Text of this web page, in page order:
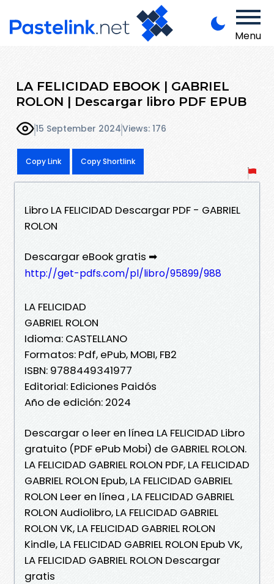
Menu
LA FELICIDAD EBOOK | GABRIEL
ROLON | Descargar libro PDF EPUB
15 September 2024Views: 176
Copy Link Copy Shortlink
Libro LA FELICIDAD Descargar PDF - GABRIEL
ROLON
Descargar eBook gratis ➡
http://get-pdfs.com/pl/libro/95899/988
LA FELICIDAD
GABRIEL ROLON
Idioma: CASTELLANO
Formatos: Pdf, ePub, MOBI, FB2
ISBN: 9788449341977
Editorial: Ediciones Paidós
Año de edición: 2024
Descargar o leer en línea LA FELICIDAD Libro
gratuito (PDF ePub Mobi) de GABRIEL ROLON.
LA FELICIDAD GABRIEL ROLON PDF, LA FELICIDAD
GABRIEL ROLON Epub, LA FELICIDAD GABRIEL
ROLON Leer en línea , LA FELICIDAD GABRIEL
ROLON Audiolibro, LA FELICIDAD GABRIEL
ROLON VK, LA FELICIDAD GABRIEL ROLON
Kindle, LA FELICIDAD GABRIEL ROLON Epub VK,
LA FELICIDAD GABRIEL ROLON Descargar
gratis